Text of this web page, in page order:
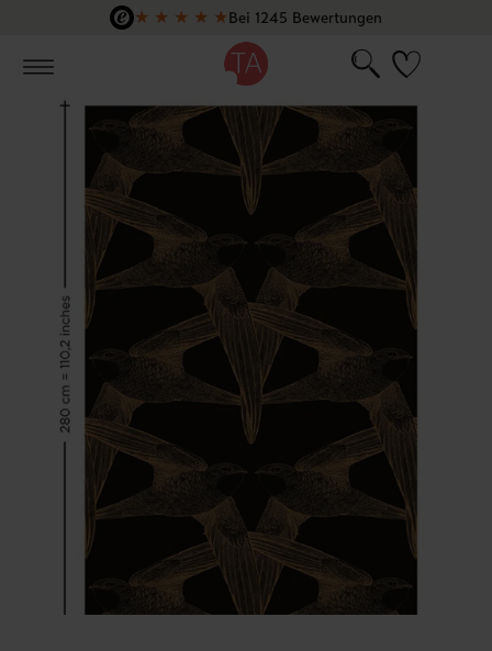
Zum Hauptinhalt springen
★ ★ ★ ★ ★Bei 1245 Bewertungen